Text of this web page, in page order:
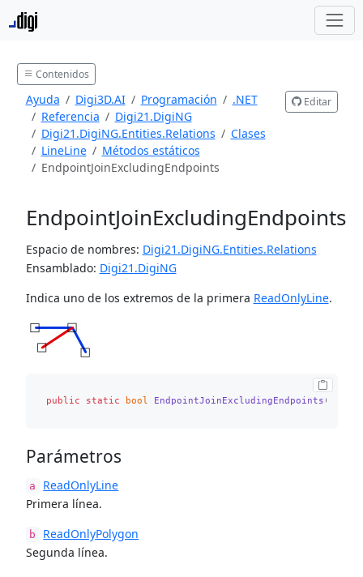
Contenidos
Ayuda Digi3D.AI Programación
.NET
Referencia
Digi21.DigiNG
Digi21.DigiNG.Entities.Relations
Clases
LineLine
Métodos estáticos
EndpointJoinExcludingEndpoints
Editar
EndpointJoinExcludingEndpoints
Espacio de nombres: Digi21.DigiNG.Entities.Relations
Ensamblado: Digi21.DigiNG
Indica uno de los extremos de la primera ReadOnlyLine.
public static bool EndpointJoinExcludingEndpoints (
Parámetros
a
ReadOnlyLine
Primera línea.
b
ReadOnlyPolygon
Segunda línea.